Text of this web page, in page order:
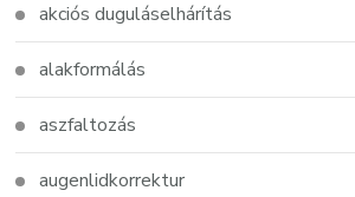
akciós duguláselhárítás
alakformálás
aszfaltozás
augenlidkorrektur